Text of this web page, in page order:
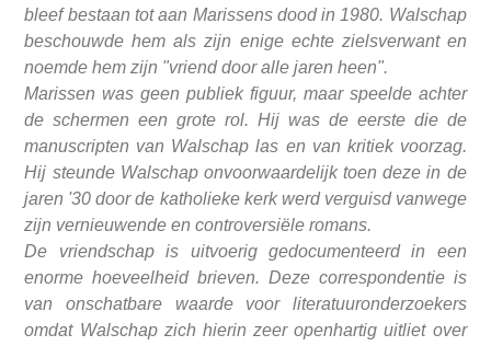
bleef bestaan tot aan Marissens dood in 1980. Walschap
beschouwde hem als zijn enige echte zielsverwant en
noemde hem zijn "vriend door alle jaren heen".
Marissen was geen publiek figuur, maar speelde achter
de schermen een grote rol. Hij was de eerste die de
manuscripten van Walschap las en van kritiek voorzag.
Hij steunde Walschap onvoorwaardelijk toen deze in de
jaren '30 door de katholieke kerk werd verguisd vanwege
zijn vernieuwende en controversiële romans.
De vriendschap is uitvoerig gedocumenteerd in een
enorme hoeveelheid brieven. Deze correspondentie is
van onschatbare waarde voor literatuuronderzoekers
omdat Walschap zich hierin zeer openhartig uitliet over